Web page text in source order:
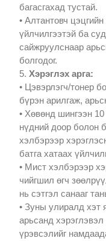
багасгахад тустай.
• Алтантовч
үйлчилгээтэй ба
сайжруулснаар
болгодог.
5. Хэрэглэх арга:
• Цэвэрлэгч/тонер
бүрэн арилгаж,
• Хөвөнд шингээн
нүдний доор болон
хэлбэрээр
батга хатаах
• Мист хэлбэрээр
чийгшил өгч
нь сэтгэл санааг
• Зуны улиралд хэт
арьсанд
үрэвсэлийг